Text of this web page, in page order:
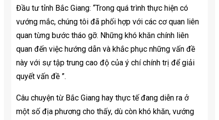
Đầu tư tỉnh Bắc Giang: “Trong quá trình thực hiện có
vướng mắc, chúng tôi đã phối hợp với các cơ quan liên
quan từng bước tháo gỡ. Những khó khăn chính liên
quan đến việc hướng dẫn và khắc phục những vấn đề
này với sự tập trung cao độ của ý chí chính trị để giải
quyết vấn đề ”.
Câu chuyện từ Bắc Giang hay thực tế đang diễn ra ở
một số địa phương cho thấy, dù còn khó khăn, vướng